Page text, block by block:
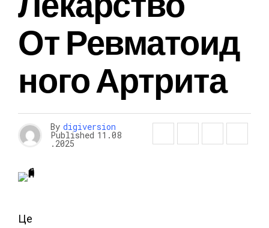
От Ревматоид
Ного Артрита
By digiversion
Published 11.08
.2025
Це